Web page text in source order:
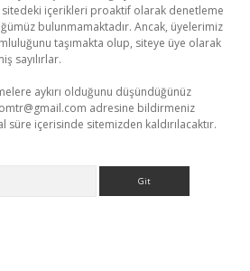
içerikleri proaktif olarak denetleme
bulunmamaktadır. Ancak, üyelerimiz
taşımakta olup, siteye üye olarak
sayılırlar.
aykırı olduğunu düşündüğünüz
adresine bildirmeniz
süre içerisinde sitemizden kaldırılacaktır.